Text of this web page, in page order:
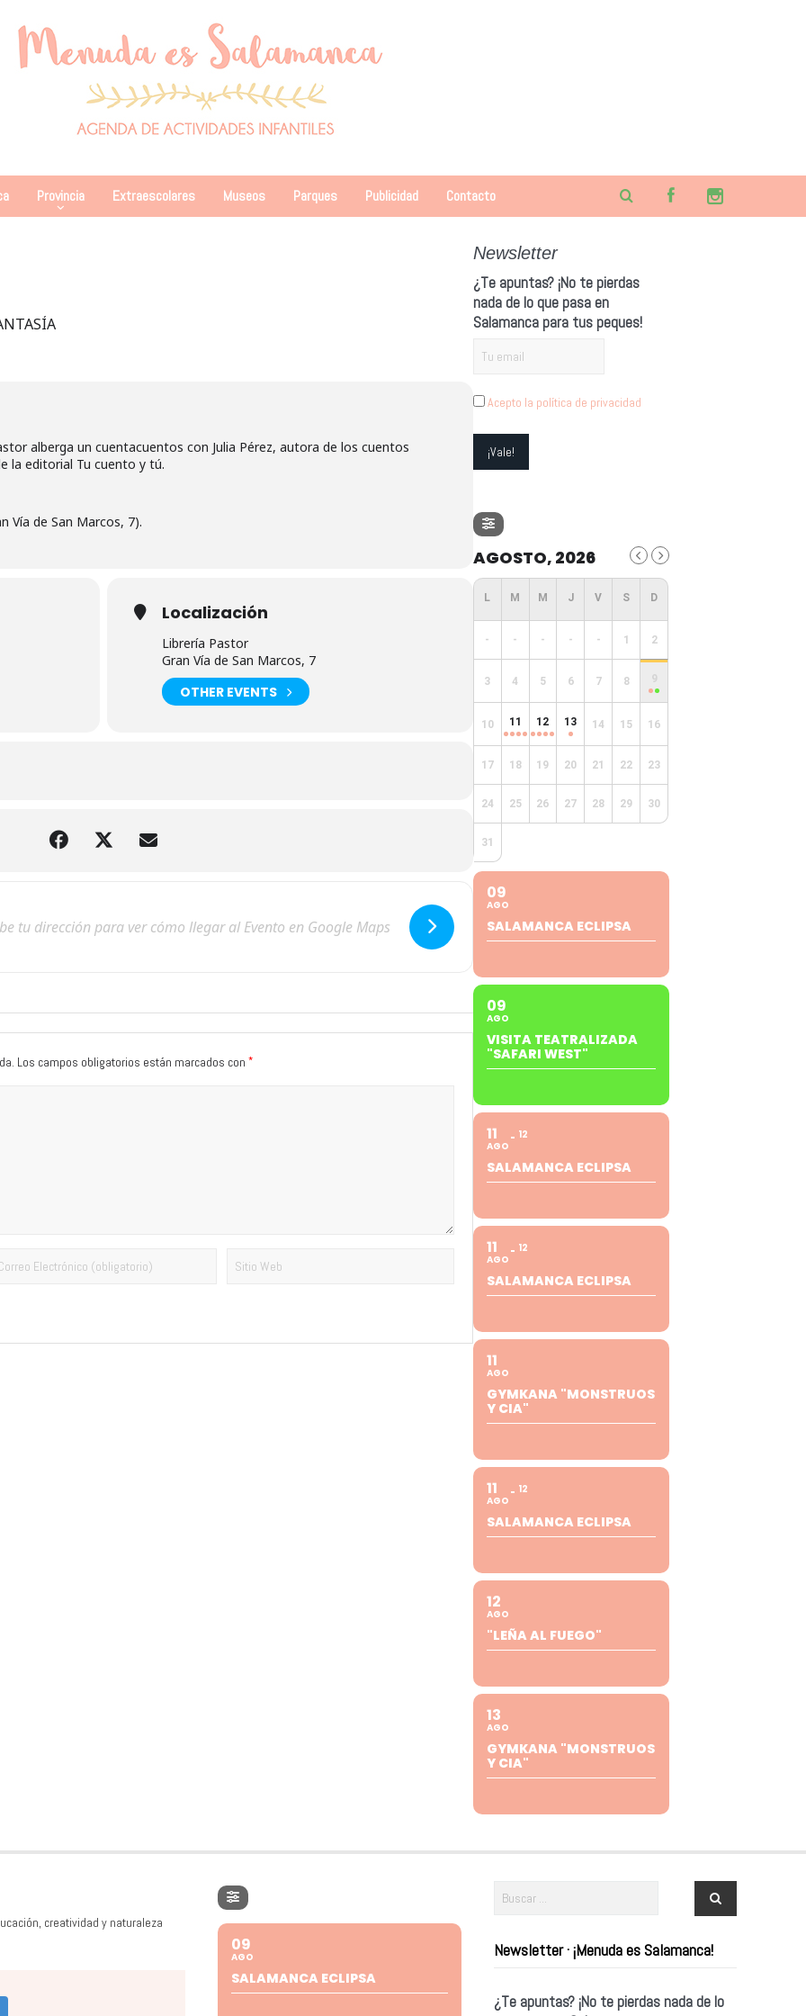
Provincia Extraescolares Museos Parques Publicidad Contacto
alberga un cuentacuentos con Julia Pérez, autora de los cuentos
la editorial Tu cuento y tú.
Vía de San Marcos, 7).
Localización
Librería Pastor
Gran Vía de San Marcos, 7
OTHER EVENTS
Los campos obligatorios están marcados con *
Newsletter
¿Te apuntas? ¡No te pierdas
nada de lo que pasa en
Salamanca para tus peques!
Acepto la política de privacidad
AGOSTO, 2026
- - - - - 1 2
3 4 5 6 7 8 9
10 11 12 13 14 15 16
17 18 19 20 21 22 23
24 25 26 27 28 29 30
31
09
AGO
SALAMANCA ECLIPSA
09
AGO
VISITA TEATRALIZADA
"SAFARI WEST"
11
AGO
12
SALAMANCA ECLIPSA
11
AGO
12
SALAMANCA ECLIPSA
11
AGO
GYMKANA "MONSTRUOS
Y CIA"
11
AGO
12
SALAMANCA ECLIPSA
12
AGO
"LEÑA AL FUEGO"
13
AGO
GYMKANA "MONSTRUOS
Y CIA"
creatividad y naturaleza
09
AGO
SALAMANCA ECLIPSA
Newsletter · ¡Menuda es Salamanca!
¿Te apuntas? ¡No te pierdas nada de lo